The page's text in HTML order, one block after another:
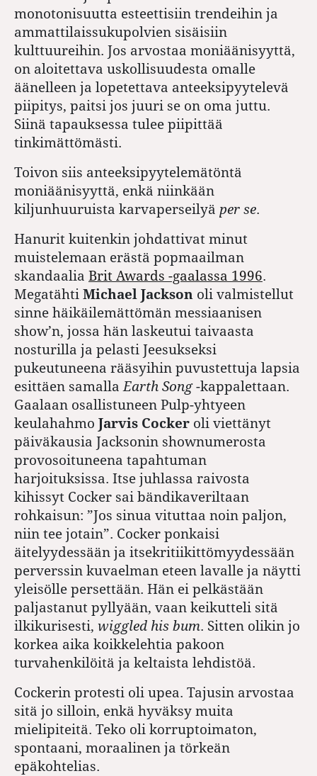
monotonisuutta esteettisiin trendeihin ja
ammattilaissukupolvien sisäisiin
kulttuureihin. Jos arvostaa moniäänisyyttä,
on aloitettava uskollisuudesta omalle
äänelleen ja lopetettava anteeksipyytelevä
piipitys, paitsi jos juuri se on oma juttu.
Siinä tapauksessa tulee piipittää
tinkimättömästi.
Toivon siis anteeksipyytelemätöntä
moniäänisyyttä, enkä niinkään
kiljunhuuruista karvaperseilyä per se.
Hanurit kuitenkin johdattivat minut
muistelemaan erästä popmaailman
skandaalia Brit Awards -gaalassa 1996.
Megatähti Michael Jackson oli valmistellut
sinne häikäilemättömän messiaanisen
show’n, jossa hän laskeutui taivaasta
nosturilla ja pelasti Jeesukseksi
pukeutuneena rääsyihin puvustettuja lapsia
esittäen samallaEarth Song-kappalettaan.
Gaalaan osallistuneen Pulp-yhtyeen
keulahahmo Jarvis Cocker oli viettänyt
päiväkausia Jacksonin shownumerosta
provosoituneena tapahtuman
harjoituksissa. Itse juhlassa raivosta
kihissyt Cocker sai bändikaveriltaan
rohkaisun: ”Jos sinua vituttaa noin paljon,
niin tee jotain”. Cocker ponkaisi
äitelyydessään ja itsekritiikittömyydessään
perverssin kuvaelman eteen lavalle ja näytti
yleisölle persettään. Hän ei pelkästään
paljastanut pyllyään, vaan keikutteli sitä
ilkikurisesti, wiggled his bum. Sitten olikin jo
korkea aika koikkelehtia pakoon
turvahenkilöitä ja keltaista lehdistöä.
Cockerin protesti oli upea. Tajusin arvostaa
sitä jo silloin, enkä hyväksy muita
mielipiteitä. Teko oli korruptoimaton,
spontaani, moraalinen ja törkeän
epäkohtelias.